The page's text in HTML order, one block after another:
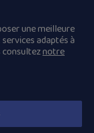
droits réservés.
une meilleure
adaptés à
consulteznotre